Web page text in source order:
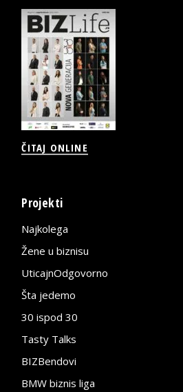
ČITAJ ONLINE
Projekti
Najkolega
Žene u biznisu
UticajnOdgovorno
Šta jedemo
30 ispod 30
Tasty Talks
BIZBendovi
BMW biznis liga